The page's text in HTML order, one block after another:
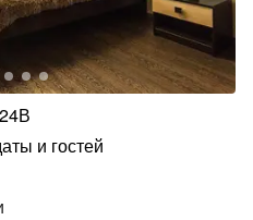
и гостей